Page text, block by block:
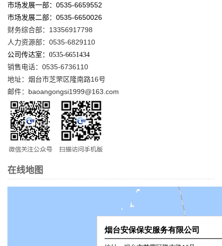
市场发展一部：0535-6659552
市场发展二部：0535-6650026
财务综合部：13356917798
人力资源部：0535-6829110
公司传达室：0535-6651434
销售电话：0535-6736110
地址：烟台市芝罘区隆南路16号
邮件：baoangongsi1999@163.com
在线地图